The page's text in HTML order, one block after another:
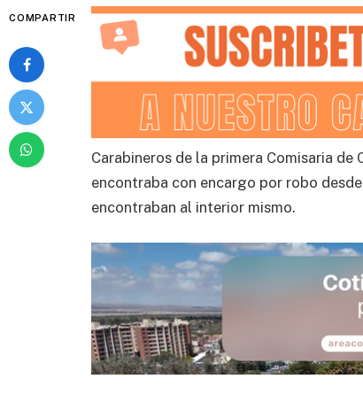
COMPARTIR
Carabineros de la primera Comisaria
encontraba con encargo por robo
encontraban al interior mismo.